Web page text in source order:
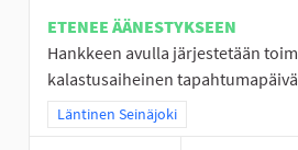
ETENEE ÄÄNESTYKSEEN
Hankkeen avulla järjestetään
kalastusaiheinen
Rajaa tulokset teeman mukaan:
Läntinen Seinäjoki